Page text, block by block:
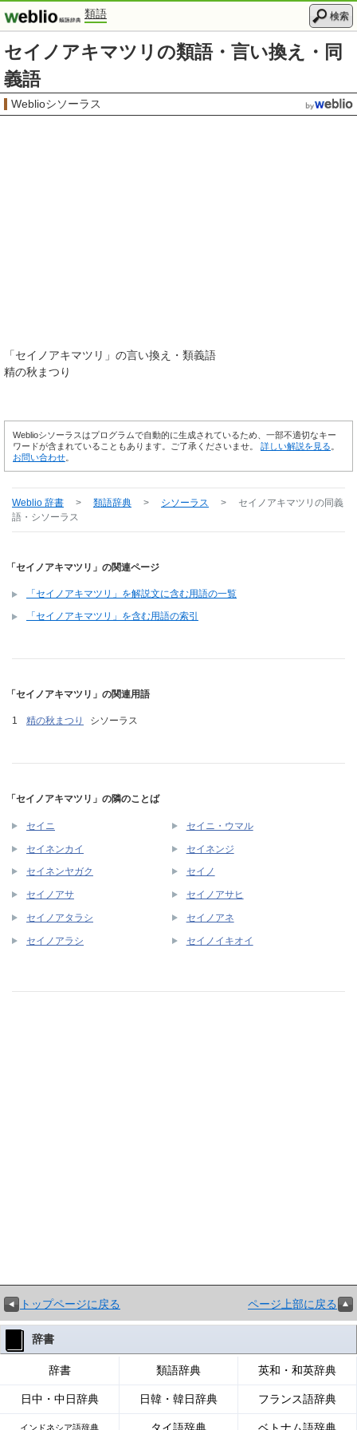
類語 検索
セイノアキマツリの類語・言い換え・同
義語
Weblioシソーラス
「セイノアキマツリ 」の言い換え・類義語
精の秋まつり
Weblioシソーラスはプログラムで自動的に生成されているため、一部不適切なキー
ワードが含まれていることもあります。ご了承くださいませ。 詳しい解説を見る
お問い合わせ
Weblio 辞書 > 類語辞典 > シソーラス > セイノアキマツリ の同義
語・シソーラス
「セイノアキマツリ」の関連ページ
「セイノアキマツリ」を解説文に含む用語の一覧
「セイノアキマツリ」を含む用語の索引
「セイノアキマツリ」の関連用語
精の秋まつり シソーラス
「セイノアキマツリ」の隣のことば
セイニ セイニ・ウマル
セイネンカイ セイネンジ
セイネンヤガク セイノ
セイノアサ セイノアサヒ
セイノアタラシ セイノアネ
セイノアラシ セイノイキオイ
トップページに戻る ページ上部に戻る
辞書
辞書 類語辞典 英和・和英辞典
日中・中日辞典 日韓・韓日辞典 フランス語辞典
インドネシア語辞典